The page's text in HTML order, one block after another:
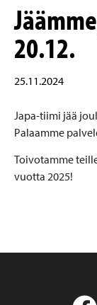
20.12.
25.11.2024
Japa-tiimi jää
Palaamme
Toivotamme
vuotta 2025!